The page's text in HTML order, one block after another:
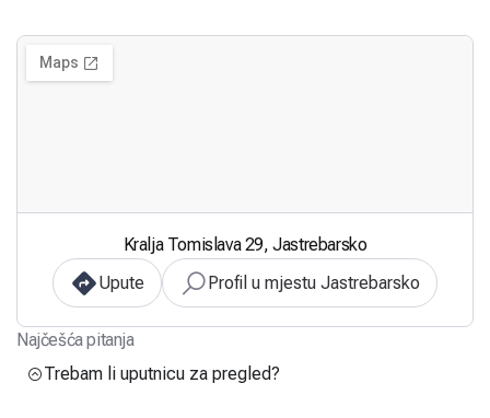
Kralja Tomislava 29, Jastrebarsko
Upute
Profil u mjestu Jastrebarsko
Najčešća pitanja
Trebam li uputnicu za pregled?